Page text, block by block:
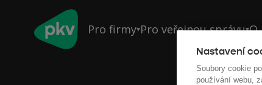
Nastavení
Soubory cookie
používání webu,
Pro firmy▾Pro veřejnou správu▾O